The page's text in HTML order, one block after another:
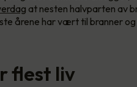
at nesten halvparten av
årene har vært til branner
flest liv